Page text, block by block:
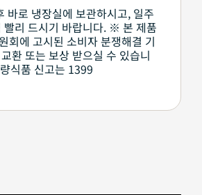
바로 냉장실에 보관하시고, 일주
빨리 드시기 바랍니다. ※ 본 제품
회에 고시된 소비자 분쟁해결 기
환 또는 보상 받으실 수 있습니
식품 신고는 1399